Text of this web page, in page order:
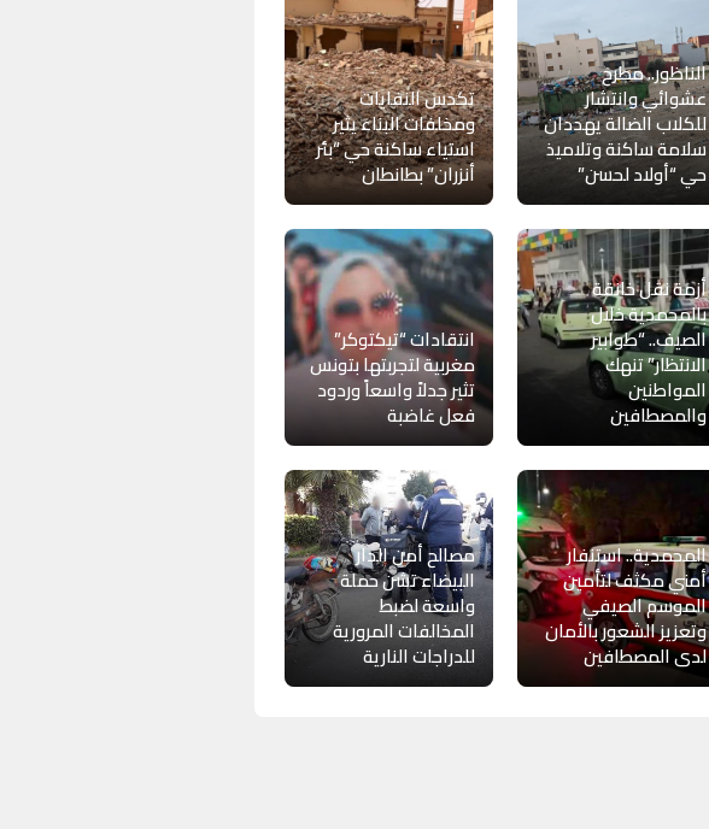
الناظور.. مطرح
عشوائي وانتشار
للكلاب الضالة يهددان
سلامة ساكنة وتلاميذ
حي “أولاد لحسن”
تكدس النفايات
ومخلفات البناء يثير
استياء ساكنة حي “بئر
أنزران” بطانطان
أزمة نقل خانقة
بالمحمدية خلال
الصيف.. “طوابير
الانتظار” تنهك
المواطنين
والمصطافين
انتقادات “تيكتوكر”
مغربية لتجربتها بتونس
تثير جدلاً واسعاً وردود
فعل غاضبة
المحمدية.. استنفار
أمني مكثف لتأمين
الموسم الصيفي
وتعزيز الشعور بالأمان
لدى المصطافين
مصالح أمن الدار
البيضاء تشن حملة
واسعة لضبط
المخالفات المرورية
للدراجات النارية